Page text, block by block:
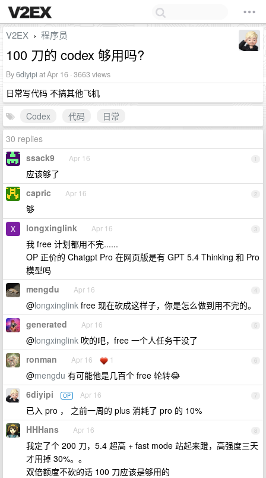
V2EX › 程序员
100 刀的 codex 够用吗?
By6diyipi at Apr 16 · 3663 views
日常写代码 不搞其他飞机
Codex
代码
日常
30 replies
1
ssack9 Apr 16
应该够了
2
capric Apr 16
够
3
longxinglink Apr 16
我 free 计划都用不完......
OP 正价的 Chatgpt Pro 在网页版是有 GPT 5.4 Thinking 和 Pro
模型吗
4
mengdu Apr 16
@longxinglink free 现在砍成这样子，你是怎么做到用不完的。
5
generated Apr 16
@longxinglink 吹的吧，free 一个人任务干没了
6
ronman Apr 16 1
@mengdu 有可能他是几百个 free 轮转😂
7
6diyipi OP Apr 16
已入 pro ， 之前一周的 plus 消耗了 pro 的 10%
8
HHHans Apr 16
我定了个 200 刀，5.4 超高 + fast mode 站起来蹬，高强度三天
才用掉 30%。。
双倍额度不砍的话 100 刀应该是够用的